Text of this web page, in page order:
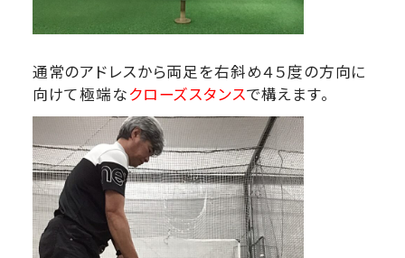
通常のアドレスから両足を右斜め４５度の方向に
向けて極端なクローズスタンスで構えます。